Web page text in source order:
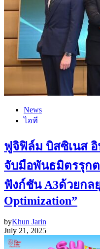
News
ไอที
ฟูจิฟิล์ม บิสซิเนส อิ
จับมือพันธมิตรรุก
ฟังก์ชัน A3ด้วยกล
Optimization”
byKhun Jarin
July 21, 2025